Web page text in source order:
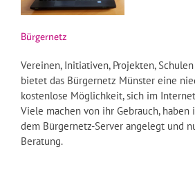
Bürgernetz
Vereinen, Initiativen, Projekten,
bietet das Bürgernetz Münster eine
kostenlose Möglichkeit, sich im
Viele machen von ihr Gebrauch, haben
dem Bürgernetz-Server angelegt und
Beratung.